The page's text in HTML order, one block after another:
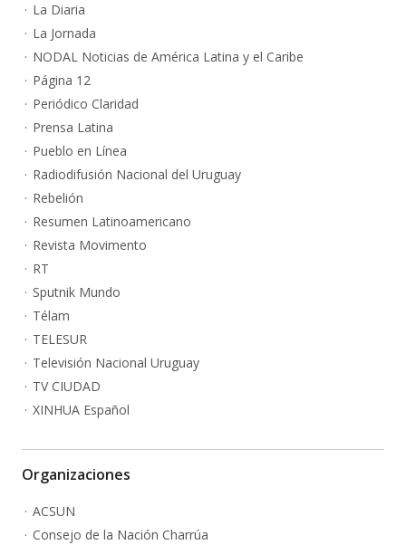
La Diaria
La Jornada
NODAL Noticias de América Latina y el Caribe
Página 12
Periódico Claridad
Prensa Latina
Pueblo en Línea
Radiodifusión Nacional del Uruguay
Rebelión
Resumen Latinoamericano
Revista Movimento
RT
Sputnik Mundo
Télam
TELESUR
Televisión Nacional Uruguay
TV CIUDAD
XINHUA Español
Organizaciones
ACSUN
Consejo de la Nación Charrúa